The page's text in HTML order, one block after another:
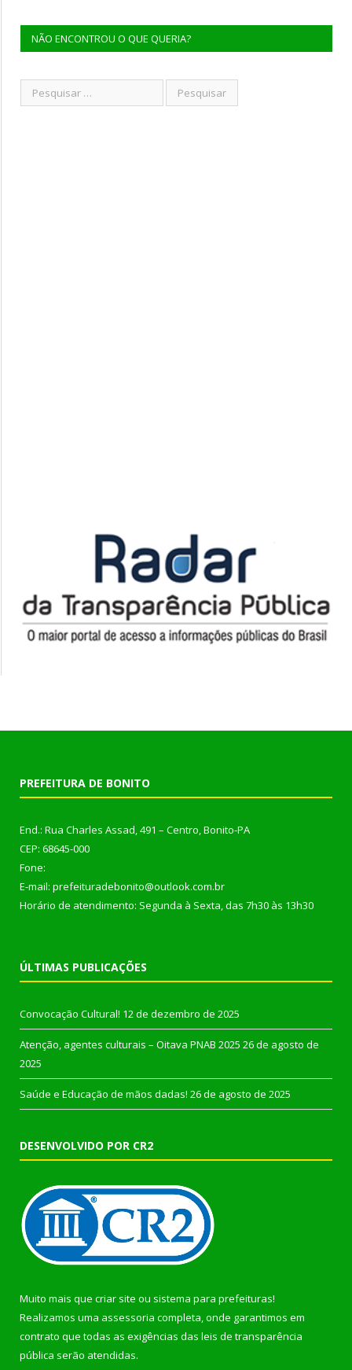
NÃO ENCONTROU O QUE QUERIA?
PREFEITURA DE BONITO
End.: Rua Charles Assad, 491 – Centro, Bonito-PA
CEP: 68645-000
Fone:
E-mail: prefeituradebonito@outlook.com.br
Horário de atendimento: Segunda à Sexta, das 7h30 às 13h30
ÚLTIMAS PUBLICAÇÕES
Convocação Cultural! 12 de dezembro de 2025
Atenção, agentes culturais – Oitava PNAB 2025 26 de agosto de
2025
Saúde e Educação de mãos dadas! 26 de agosto de 2025
DESENVOLVIDO POR CR2
Muito mais que criar site ou sistema para prefeituras!
Realizamos uma assessoria completa, onde garantimos em
contrato que todas as exigências das leis de transparência
pública serão atendidas.